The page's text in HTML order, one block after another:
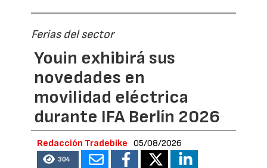
Ferias del sector
Youin exhibirá sus
novedades en
movilidad eléctrica
durante IFA Berlín 2026
Redacción Tradebike 05/08/2026
304